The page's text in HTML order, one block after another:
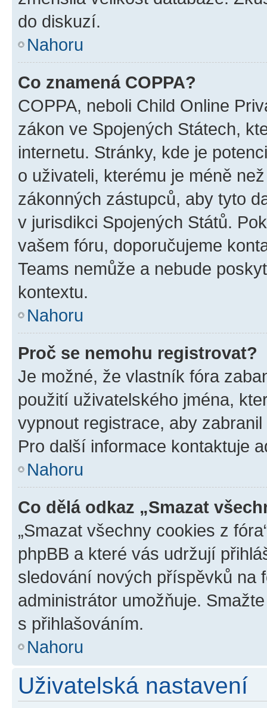
do diskuzí.
Nahoru
Co znamená COPPA?
COPPA, neboli Child Online
zákon ve Spojených Státech,
internetu. Stránky, kde je
o uživateli, kterému je méně
zákonných zástupců, aby tyto
v jurisdikci Spojených Států.
vašem fóru, doporučujeme
Teams nemůže a nebude
kontextu.
Nahoru
Proč se nemohu registrovat?
Je možné, že vlastník fóra
použití uživatelského jména,
vypnout registrace, aby
Pro další informace kontaktuje
Nahoru
Co dělá odkaz „Smazat
„Smazat všechny cookies z
phpBB a které vás udržují
sledování nových příspěvků na
administrátor umožňuje.
s přihlašováním.
Nahoru
Uživatelská nastavení